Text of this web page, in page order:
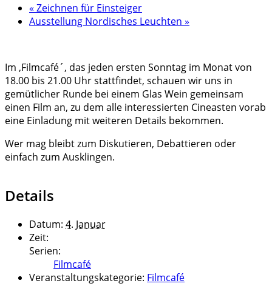
« Zeichnen für Einsteiger
Ausstellung Nordisches Leuchten »
Im ‚Filmcafé´, das jeden ersten Sonntag im Monat von
18.00 bis 21.00 Uhr stattfindet, schauen wir uns in
gemütlicher Runde bei einem Glas Wein gemeinsam
einen Film an, zu dem alle interessierten Cineasten vorab
eine Einladung mit weiteren Details bekommen.
Wer mag bleibt zum Diskutieren, Debattieren oder
einfach zum Ausklingen.
Details
Datum: 4. Januar
Zeit:
Serien:
Filmcafé
Veranstaltungskategorie: Filmcafé